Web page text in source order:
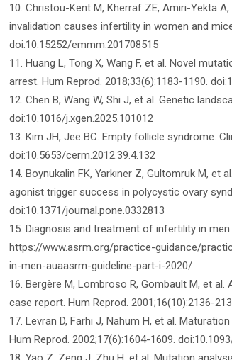
10. Christou-Kent M, Kherraf ZE, Amiri-Yekta
invalidation causes infertility in women and
doi:10.15252/emmm.201708515
11. Huang L, Tong X, Wang F, et al. Novel
arrest. Hum Reprod. 2018;33(6):1183-1190.
12. Chen B, Wang W, Shi J, et al. Genetic
doi:10.1016/j.xgen.2025.101012
13. Kim JH, Jee BC. Empty follicle syndrome.
doi:10.5653/cerm.2012.39.4.132
14. Boynukalin FK, Yarkıner Z, Gultomruk M,
agonist trigger success in polycystic ovary
doi:10.1371/journal.pone.0332813
15. Diagnosis and treatment of infertility in
https://www.asrm.org/practice-guidance/
in-men-auaasrm-guideline-part-i-2020/
16. Bergère M, Lombroso R, Gombault M, et
case report. Hum Reprod. 2001;16(10):2136-
17. Levran D, Farhi J, Nahum H, et al.
Hum Reprod. 2002;17(6):1604-1609.